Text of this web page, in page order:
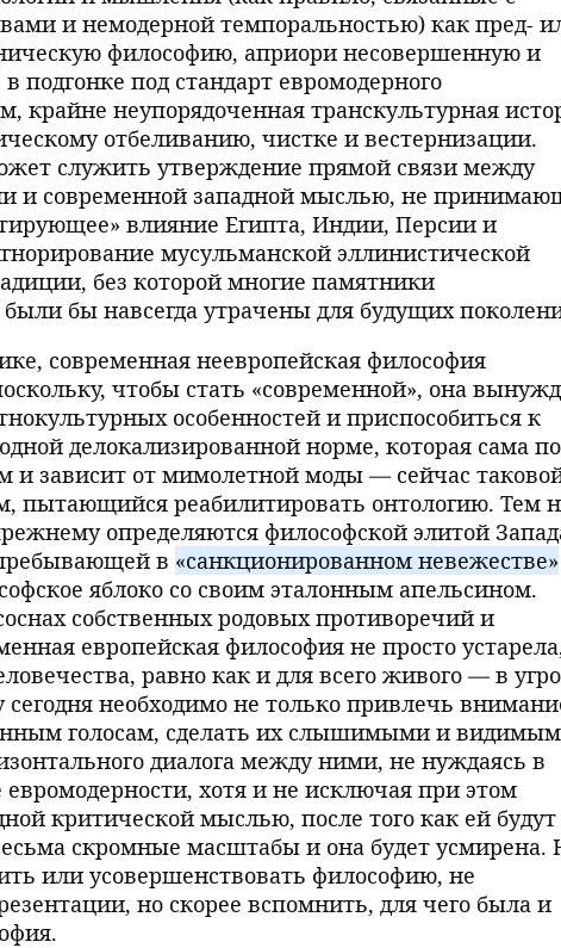
и немодерной темпоральностью) как пред-
философию, априори несовершенную и
под стандарт евромодерного
крайне неупорядоченная транскультурная
отбеливанию, чистке и вестернизации.
служить утверждение прямой связи между
и современной западной мыслью, не
влияние Египта, Индии, Персии и
мусульманской эллинистической
без которой многие памятники
бы навсегда утрачены для будущих
современная неевропейская философия
чтобы стать «современной», она
особенностей и приспособиться к
делокализированной норме, которая сама по
и зависит от мимолетной моды — сейчас
пытающийся реабилитировать онтологию. Тем
определяются философской элитой
в «санкционированном невежестве»
яблоко со своим эталонным апельсином.
собственных родовых противоречий и
европейская философия не просто
равно как и для всего живого — в
необходимо не только привлечь
голосам, сделать их слышимыми и
диалога между ними, не нуждаясь в
хотя и не исключая при этом
критической мыслью, после того как ей будут
скромные масштабы и она будет усмирена.
или усовершенствовать философию, не
но скорее вспомнить, для чего была и